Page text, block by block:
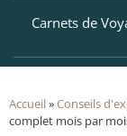
Egypte
Kenya
Maroc
Bahamas
Brésil
Chili
Croatie
Grèce
Carnets de
Accueil»​Conseils
complet mois par